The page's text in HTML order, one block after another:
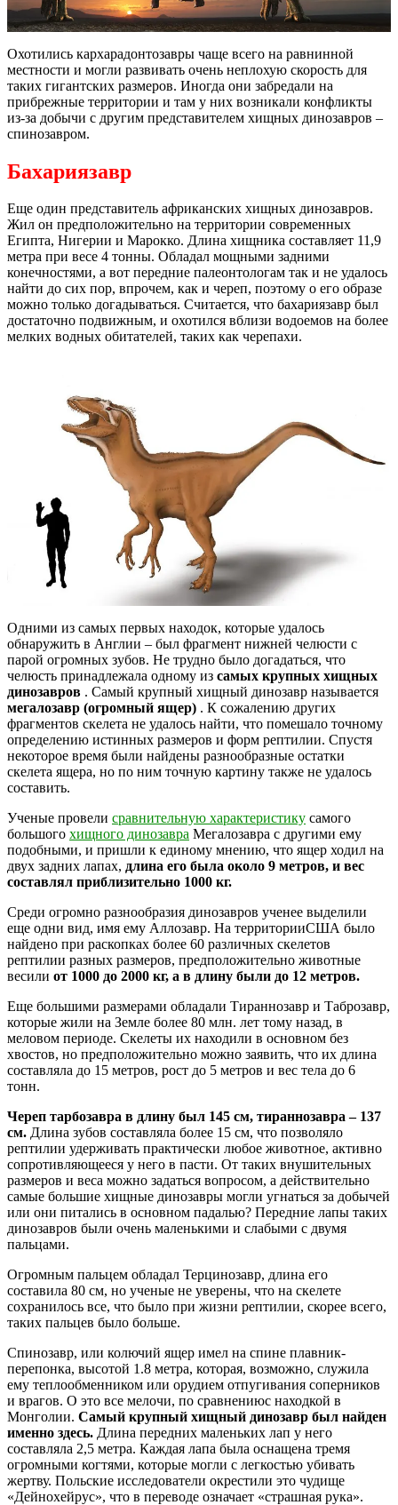
Охотились кархарадонтозавры чаще всего на равнинной
местности и могли развивать очень неплохую скорость для
таких гигантских размеров. Иногда они забредали на
прибрежные территории и там у них возникали конфликты
из-за добычи с другим представителем хищных динозавров –
спинозавром.
Бахариязавр
Еще один представитель африканских хищных динозавров.
Жил он предположительно на территории современных
Египта, Нигерии и Марокко. Длина хищника составляет 11,9
метра при весе 4 тонны. Обладал мощными задними
конечностями, а вот передние палеонтологам так и не удалось
найти до сих пор, впрочем, как и череп, поэтому о его образе
можно только догадываться. Считается, что бахариязавр был
достаточно подвижным, и охотился вблизи водоемов на более
мелких водных обитателей, таких как черепахи.
Одними из самых первых находок, которые удалось
обнаружить в Англии – был фрагмент нижней челюсти с
парой огромных зубов. Не трудно было догадаться, что
челюсть принадлежала одному из самых крупных хищных
динозавров . Самый крупный хищный динозавр называется
мегалозавр (огромный ящер) . К сожалению других
фрагментов скелета не удалось найти, что помешало точному
определению истинных размеров и форм рептилии. Спустя
некоторое время были найдены разнообразные остатки
скелета ящера, но по ним точную картину также не удалось
составить.
Ученые провели сравнительную характеристику самого
большого хищного динозавра Мегалозавра с другими ему
подобными, и пришли к единому мнению, что ящер ходил на
двух задних лапах, длина его была около 9 метров, и вес
составлял приблизительно 1000 кг.
Среди огромно разнообразия динозавров ученее выделили
еще одни вид, имя ему Аллозавр. На территорииСША было
найдено при раскопках более 60 различных скелетов
рептилии разных размеров, предположительно животные
весили от 1000 до 2000 кг, а в длину были до 12 метров.
Еще большими размерами обладали Тираннозавр и Таброзавр,
которые жили на Земле более 80 млн. лет тому назад, в
меловом периоде. Скелеты их находили в основном без
хвостов, но предположительно можно заявить, что их длина
составляла до 15 метров, рост до 5 метров и вес тела до 6
тонн.
Череп тарбозавра в длину был 145 см, тираннозавра – 137
см. Длина зубов составляла более 15 см, что позволяло
рептилии удерживать практически любое животное, активно
сопротивляющееся у него в пасти. От таких внушительных
размеров и веса можно задаться вопросом, а действительно
самые большие хищные динозавры могли угнаться за добычей
или они питались в основном падалью? Передние лапы таких
динозавров были очень маленькими и слабыми с двумя
пальцами.
Огромным пальцем обладал Терцинозавр, длина его
составила 80 см, но ученые не уверены, что на скелете
сохранилось все, что было при жизни рептилии, скорее всего,
таких пальцев было больше.
Спинозавр, или колючий ящер имел на спине плавник-
перепонка, высотой 1.8 метра, которая, возможно, служила
ему теплообменником или орудием отпугивания соперников
и врагов. О это все мелочи, по сравнениюс находкой в
Монголии. Самый крупный хищный динозавр был найден
именно здесь. Длина передних маленьких лап у него
составляла 2,5 метра. Каждая лапа была оснащена тремя
огромными когтями, которые могли с легкостью убивать
жертву. Польские исследователи окрестили это чудище
«Дейнохейрус», что в переводе означает «страшная рука».